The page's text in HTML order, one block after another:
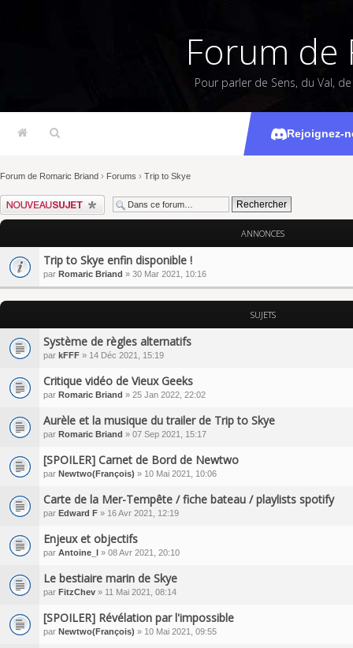
Forum de
Pour parler de Sens, du Val,
Rejoignez-
Forum de Romaric Briand › Forums › Trip to Skye
Écrire un nouveau sujet
ANNONCES
Trip to Skye enfin disponible !
par Romaric Briand » 30 Mar 2021, 10:16
SUJETS
Système de règles alternatifs
par kFFF » 14 Déc 2021, 15:19
Critique vidéo de Vieux Geeks
par Romaric Briand » 25 Jan 2022, 22:02
Aurèle et la musique du trailer de Trip to Skye
par Romaric Briand » 07 Sep 2021, 15:17
[SPOILER] Carnet de Bord de Newtwo
par Newtwo(François) » 10 Mai 2021, 10:06
Carte de la Mer-Tempête / fiche bateau / playlists spotify
par Edward F » 16 Avr 2021, 12:19
Enjeux et objectifs
par Antoine_l » 08 Avr 2021, 20:10
Le bestiaire marin de Skye
par FitzChev » 11 Mai 2021, 08:14
[SPOILER] Révélation par l'impossible
par Newtwo(François) » 10 Mai 2021, 09:55